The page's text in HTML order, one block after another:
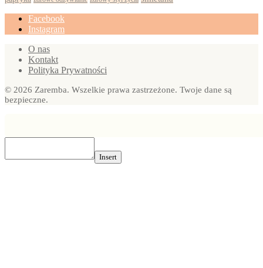
Facebook
Instagram
O nas
Kontakt
Polityka Prywatności
© 2026 Zaremba. Wszelkie prawa zastrzeżone. Twoje dane są
bezpieczne.
Insert